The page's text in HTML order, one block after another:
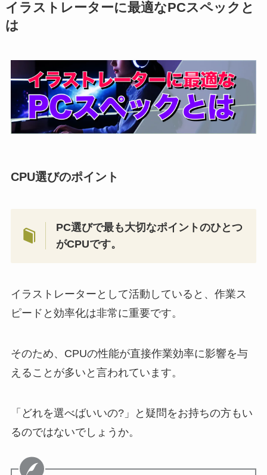
イラストレーターに最適なPCスペックと
は
CPU選びのポイント
PC選びで最も大切なポイントのひとつ
がCPUです。
イラストレーターとして活動していると、作業ス
ピードと効率化は非常に重要です。
そのため、CPUの性能が直接作業効率に影響を与
えることが多いと言われています。
「どれを選べばいいの?」と疑問をお持ちの方もい
るのではないでしょうか。